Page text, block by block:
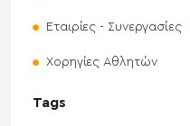
Εταιρίες - Συνεργασίες
Χορηγίες Αθλητών
Tags